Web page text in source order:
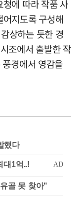
에 따라 작품 사
지도록 구성해
상하는 듯한 경
조에서 출발한 작
경에서 영감을
했다
골 못 찾아"